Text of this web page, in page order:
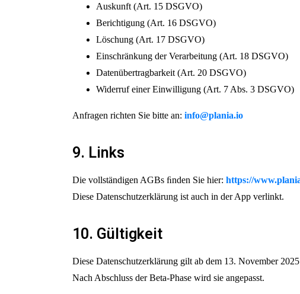
Auskunft (Art. 15 DSGVO)
Berichtigung (Art. 16 DSGVO)
Löschung (Art. 17 DSGVO)
Einschränkung der Verarbeitung (Art. 18 DSGVO)
Datenübertragbarkeit (Art. 20 DSGVO)
Widerruf einer Einwilligung (Art. 7 Abs. 3 DSGVO)
Anfragen richten Sie bitte an: info@plania.io
9. Links
Die vollständigen AGBs ﬁnden Sie hier: https://
Diese Datenschutzerklärung ist auch in der App verlinkt.
10. Gültigkeit
Diese Datenschutzerklärung gilt ab dem 13. November
Nach Abschluss der Beta-Phase wird sie angepasst.